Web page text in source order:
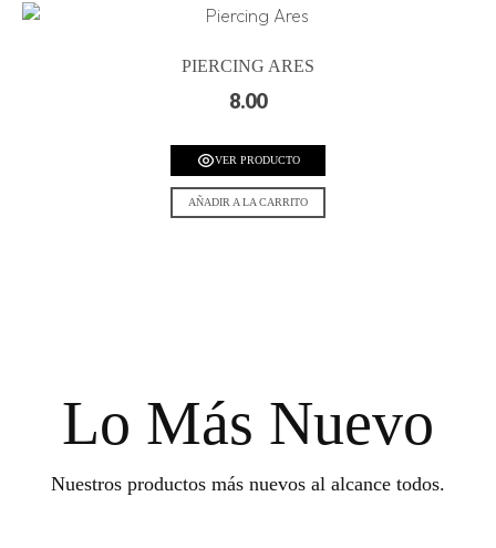
PIERCING ARES
8.00
VER PRODUCTO
AÑADIR A LA CARRITO
Lo Más Nuevo
Nuestros productos más nuevos al alcance todos.